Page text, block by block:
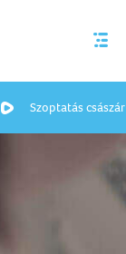
Szoptatás